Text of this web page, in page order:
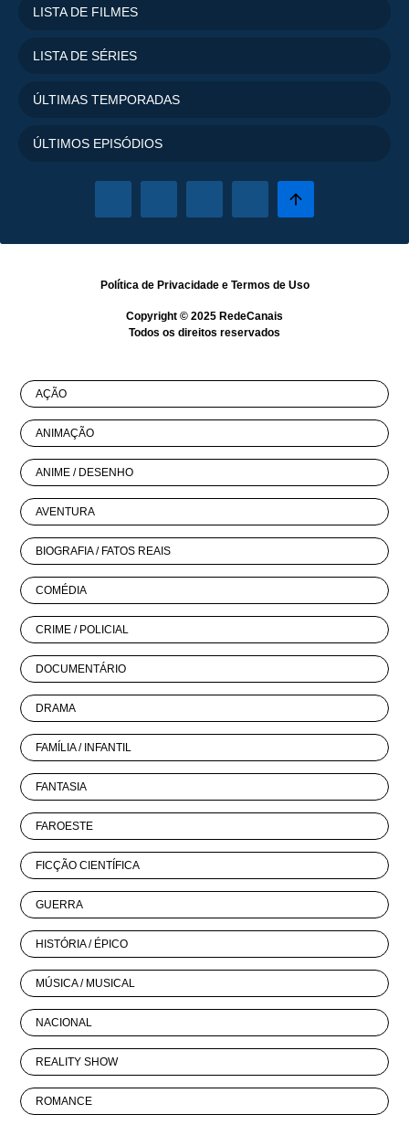
LISTA DE FILMES
LISTA DE SÉRIES
ÚLTIMAS TEMPORADAS
ÚLTIMOS EPISÓDIOS
Política de Privacidadee Termos de Uso
Copyright © 2025 RedeCanais
Todos os direitos reservados
AÇÃO
ANIMAÇÃO
ANIME / DESENHO
AVENTURA
BIOGRAFIA / FATOS REAIS
COMÉDIA
CRIME / POLICIAL
DOCUMENTÁRIO
DRAMA
FAMÍLIA / INFANTIL
FANTASIA
FAROESTE
FICÇÃO CIENTÍFICA
GUERRA
HISTÓRIA / ÉPICO
MÚSICA / MUSICAL
NACIONAL
REALITY SHOW
ROMANCE